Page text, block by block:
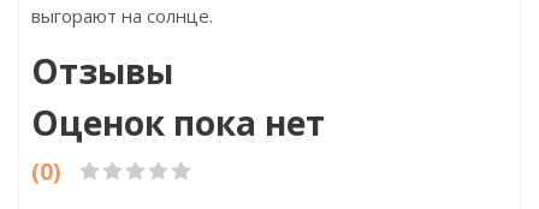
выгорают на солнце.
Отзывы
Оценок пока нет
(0)